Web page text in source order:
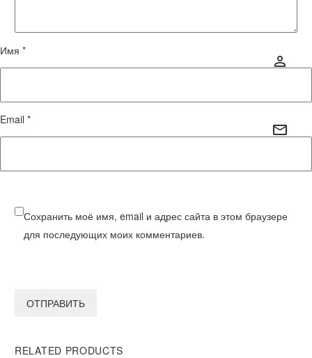
Имя *
Email *
Сохранить моё имя, email и адрес сайта в этом браузере
для последующих моих комментариев.
ОТПРАВИТЬ
RELATED PRODUCTS